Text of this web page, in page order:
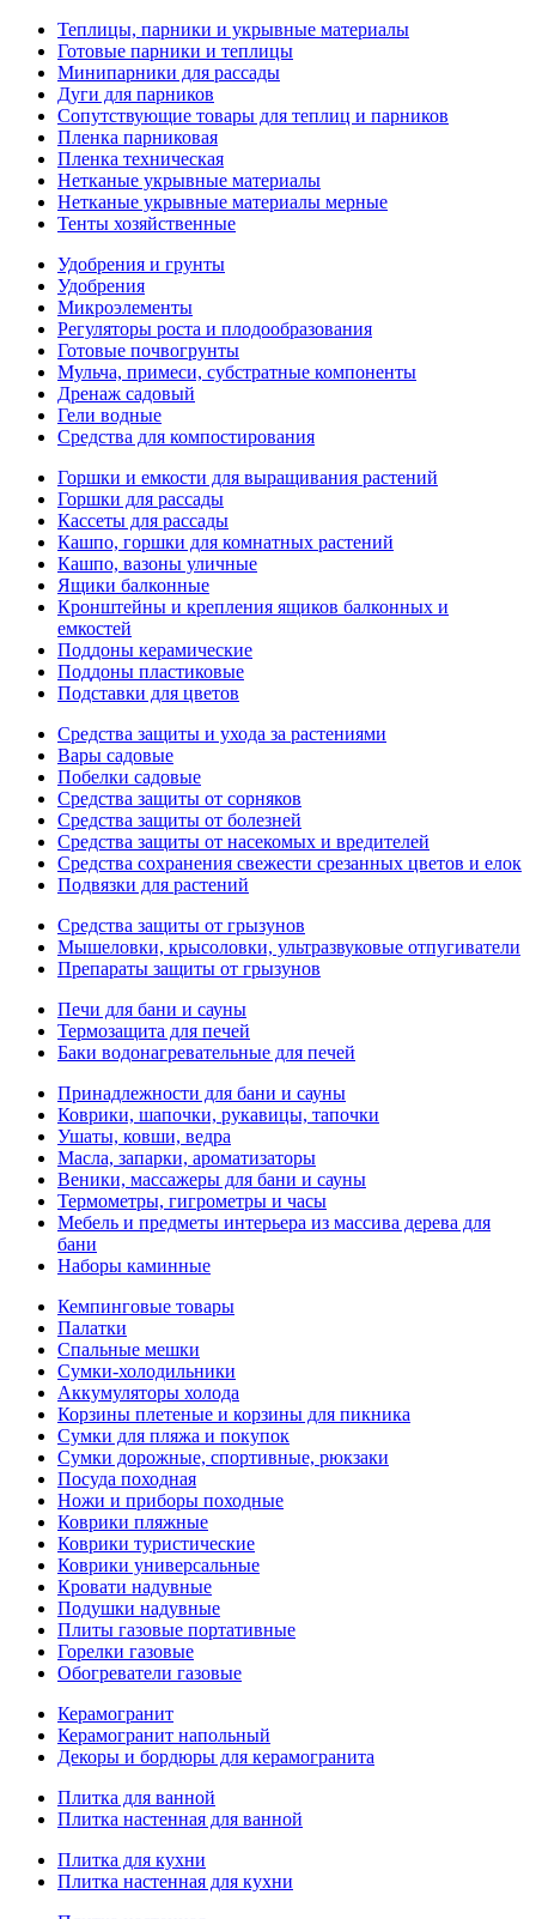
Теплицы, парники и укрывные материалы
Готовые парники и теплицы
Минипарники для рассады
Дуги для парников
Сопутствующие товары для теплиц и парников
Пленка парниковая
Пленка техническая
Нетканые укрывные материалы
Нетканые укрывные материалы мерные
Тенты хозяйственные
Удобрения и грунты
Удобрения
Микроэлементы
Регуляторы роста и плодообразования
Готовые почвогрунты
Мульча, примеси, субстратные компоненты
Дренаж садовый
Гели водные
Средства для компостирования
Горшки и емкости для выращивания растений
Горшки для рассады
Кассеты для рассады
Кашпо, горшки для комнатных растений
Кашпо, вазоны уличные
Ящики балконные
Кронштейны и крепления ящиков балконных и
емкостей
Поддоны керамические
Поддоны пластиковые
Подставки для цветов
Средства защиты и ухода за растениями
Вары садовые
Побелки садовые
Средства защиты от сорняков
Средства защиты от болезней
Средства защиты от насекомых и вредителей
Средства сохранения свежести срезанных цветов и елок
Подвязки для растений
Средства защиты от грызунов
Мышеловки, крысоловки, ультразвуковые отпугиватели
Препараты защиты от грызунов
Печи для бани и сауны
Термозащита для печей
Баки водонагревательные для печей
Принадлежности для бани и сауны
Коврики, шапочки, рукавицы, тапочки
Ушаты, ковши, ведра
Масла, запарки, ароматизаторы
Веники, массажеры для бани и сауны
Термометры, гигрометры и часы
Мебель и предметы интерьера из массива дерева для
бани
Наборы каминные
Кемпинговые товары
Палатки
Спальные мешки
Сумки-холодильники
Аккумуляторы холода
Корзины плетеные и корзины для пикника
Сумки для пляжа и покупок
Сумки дорожные, спортивные, рюкзаки
Посуда походная
Ножи и приборы походные
Коврики пляжные
Коврики туристические
Коврики универсальные
Кровати надувные
Подушки надувные
Плиты газовые портативные
Горелки газовые
Обогреватели газовые
Керамогранит
Керамогранит напольный
Декоры и бордюры для керамогранита
Плитка для ванной
Плитка настенная для ванной
Плитка для кухни
Плитка настенная для кухни